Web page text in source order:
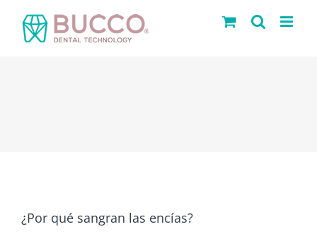
¿Por qué sangran las encías?